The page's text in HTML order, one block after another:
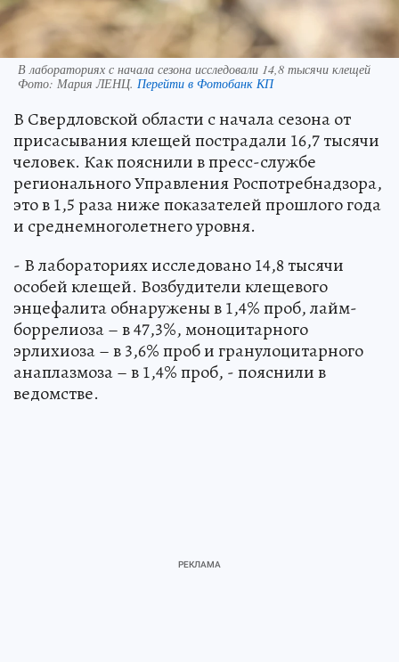
В лабораториях с начала сезона исследовали 14,8 тысячи клещей
Фото: Мария ЛЕНЦ. Перейти в Фотобанк КП
В Свердловской области с начала сезона от
присасывания клещей пострадали 16,7 тысячи
человек. Как пояснили в пресс-службе
регионального Управления Роспотребнадзора,
это в 1,5 раза ниже показателей прошлого года
и среднемноголетнего уровня.
- В лабораториях исследовано 14,8 тысячи
особей клещей. Возбудители клещевого
энцефалита обнаружены в 1,4% проб, лайм-
боррелиоза – в 47,3%, моноцитарного
эрлихиоза – в 3,6% проб и гранулоцитарного
анаплазмоза – в 1,4% проб, - пояснили в
ведомстве.